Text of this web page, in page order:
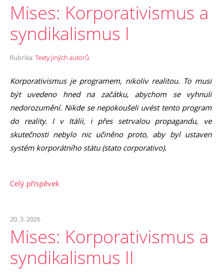
Mises: Korporativismus a
syndikalismus I
Rubrika: Texty jiných autorů
Korporativismus je programem, nikoliv realitou. To musí
být uvedeno hned na začátku, abychom se vyhnuli
nedorozumění. Nikde se nepokoušeli uvést tento program
do reality. I v Itálii, i přes setrvalou propagandu, ve
skutečnosti nebylo nic učiněno proto, aby byl ustaven
systém korporátního státu (stato corporativo).
Celý příspěvek
20. 3. 2026
Mises: Korporativismus a
syndikalismus II